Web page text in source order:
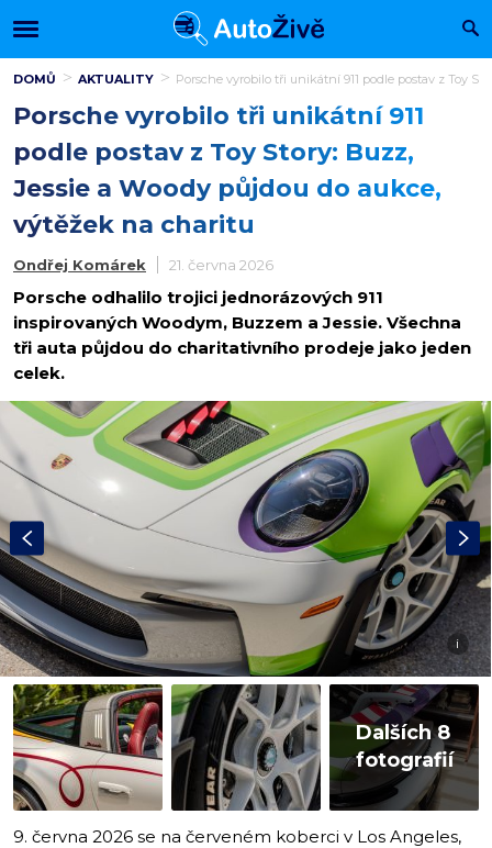
DOMŮ AKTUALITY Porsche vyrobilo tři unikátní 911 podle postav z Toy
Porsche vyrobilo tři unikátní 911
podle postav z Toy Story: Buzz,
Jessie a Woody půjdou do aukce,
výtěžek na charitu
Ondřej Komárek 21. června 2026
Porsche odhalilo trojici jednorázových 911
inspirovaných Woodym, Buzzem a Jessie. Všechna
tři auta půjdou do charitativního prodeje jako jeden
celek.
i
Dalších 8
fotografií
9. června 2026 se na červeném koberci v Los Angeles,